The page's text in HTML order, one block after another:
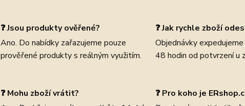
❓ Jsou produkty ověřené?
Ano. Do nabídky zařazujeme pouze
prověřené produkty s reálným využitím.
❓ Jak rychle zboží
Objednávky
48 hodin od potvrzení u
❓ Mohu zboží vrátit?
❓ Pro koho je